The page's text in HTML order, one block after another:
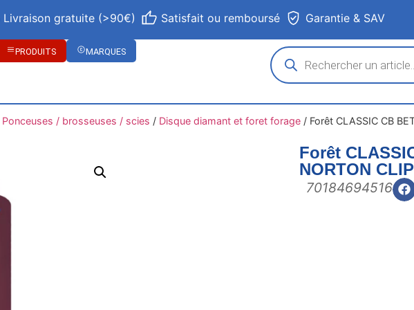
Livraison gratuite (>90€) Satisfait ou remboursé Garantie & SAV
PRODUITS MARQUES
Ponceuses / brosseuses / scies / Disque diamant et foret forage/ Forêt CLASSIC CB
Forêt
NORTON
70184694516